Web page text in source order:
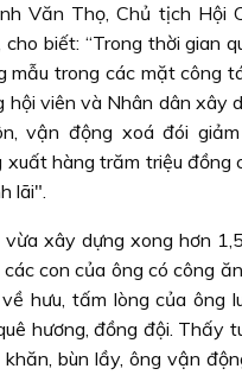
Văn Thọ, Chủ tịch Hội
cho biết: “Trong thời gian
mẫu trong các mặt công
hội viên và Nhân dân xây
vận động xoá đói
xuất hàng trăm triệu đồng
lãi".
vừa xây dựng xong hơn
con của ông có công
hưu, tấm lòng của ông
hương, đồng đội. Thấy
bùn lầy, ông vận